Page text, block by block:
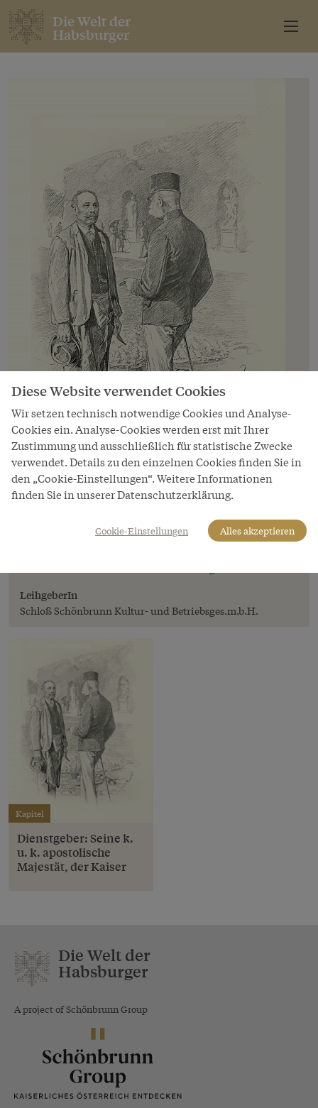
Die Welt der
Habsburger
Bild
Gärtner an, Zeichnung, 1898
LeihgeberIn
Schloß Schönbrunn Kultur- und Betriebsges.m.b.H.
Kapitel
Dienstgeber: Seine k.
u. k. apostolische
Majestät, der Kaiser
Die Welt der
Habsburger
A project of Schönbrunn Group
Diese Website verwendet Cookies
Wir setzen technisch notwendige Cookies und Analyse-
Cookies ein. Analyse-Cookies werden erst mit Ihrer
Zustimmung und ausschließlich für statistische Zwecke
verwendet. Details zu den einzelnen Cookies finden Sie in
den „Cookie-Einstellungen“. Weitere Informationen
finden Sie in unserer Datenschutzerklärung.
Cookie-Einstellungen Alles akzeptieren